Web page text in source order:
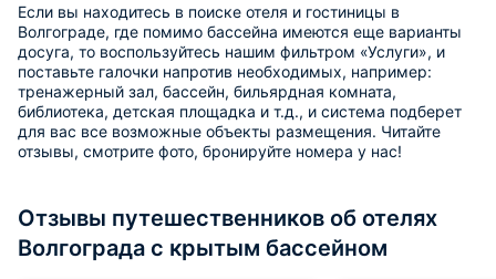
Если вы находитесь в поиске отеля и гостиницы в
Волгограде, где помимо бассейна имеются еще варианты
досуга, то воспользуйтесь нашим фильтром «Услуги», и
поставьте галочки напротив необходимых, например:
тренажерный зал, бассейн, бильярдная комната,
библиотека, детская площадка и т.д., и система подберет
для вас все возможные объекты размещения. Читайте
отзывы, смотрите фото, бронируйте номера у нас!
Отзывы путешественников об отелях
Волгограда с крытым бассейном